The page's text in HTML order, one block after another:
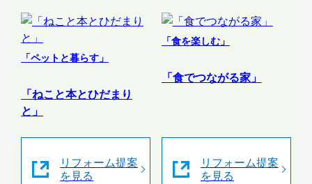
「ペットと暮らす」
「ねこと本とひだまり
と」
リフォーム提案
を見る
「食を楽しむ」
「食でつながる家」
リフォーム提案
を見る